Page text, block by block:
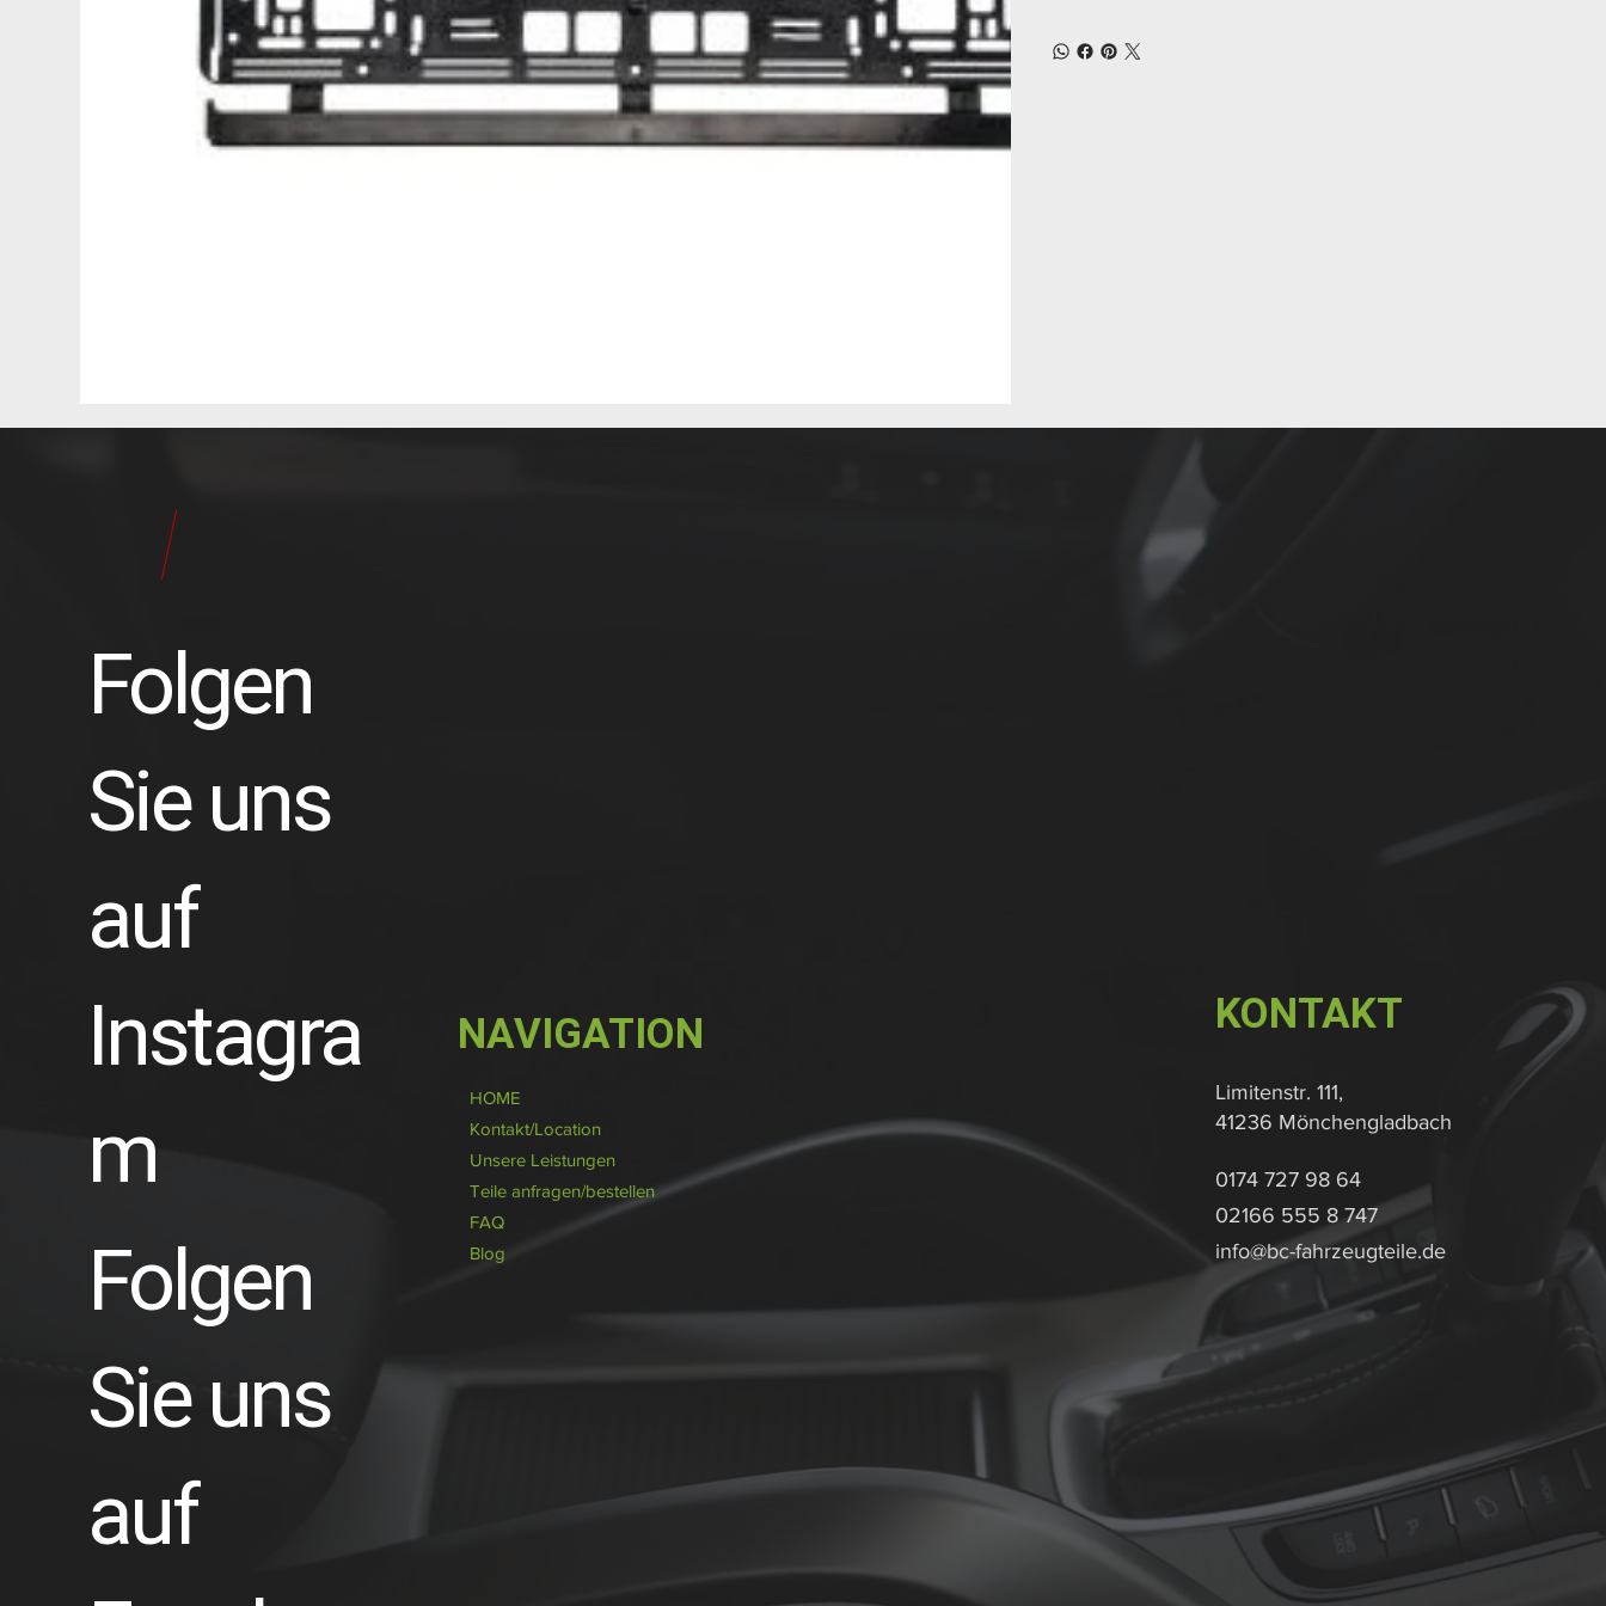
Folgen
Sie uns
auf
Instagra
m
Folgen
Sie uns
auf
NAVIGATION
HOME
Kontakt/Location
Unsere Leistungen
Teile anfragen/bestellen
FAQ
Blog
KONTAKT
Limitenstr. 111,
41236 Mönchengladbach
0174 727 98 64
02166 555 8 747
info@bc-fahrzeugteile.de